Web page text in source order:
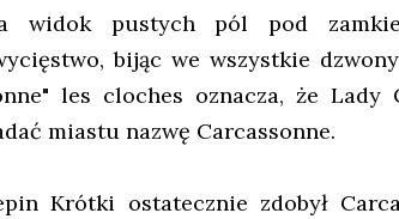
widok pustych pól pod
bijąc we wszystkie
les cloches oznacza, że Lady
miastu nazwę Carcassonne.
Krótki ostatecznie zdobył